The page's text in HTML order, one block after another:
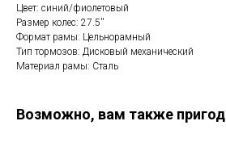
Цвет: синий/фиолетовый
Размер колес: 27.5''
Формат рамы: Цельнорамный
Тип тормозов: Дисковый механический
Материал рамы: Сталь
Возможно, вам также